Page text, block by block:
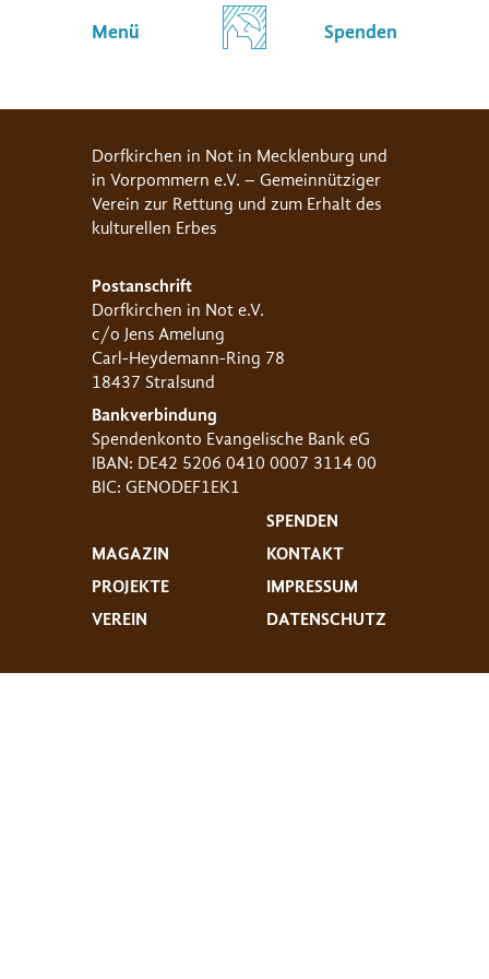
Menü Spenden
Dorfkirchen in Not in Mecklenburg und
in Vorpommern e.V. – Gemeinnütziger
Verein zur Rettung und zum Erhalt des
kulturellen Erbes
Postanschrift
Dorfkirchen in Not e.V.
c/o Jens Amelung
Carl-Heydemann-Ring 78
18437 Stralsund
Bankverbindung
Spendenkonto Evangelische Bank eG
IBAN: DE42 5206 0410 0007 3114 00
BIC: GENODEF1EK1
MAGAZIN
PROJEKTE
VEREIN
SPENDEN
KONTAKT
IMPRESSUM
DATENSCHUTZ